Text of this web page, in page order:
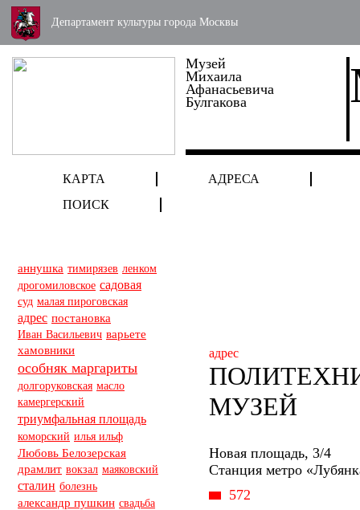
Департамент культуры города Москвы
Музей
Михаила
Афанасьевича
Булгакова
КАРТА
АДРЕСА
ПОИСК
аннушка тимирязев ленком
дрогомиловское садовая
суд малая пироговская
адрес постановка
Иван Васильевич варьете
хамовники
особняк маргариты
долгоруковская масло
камергерский
триумфальная площадь
коморский илья ильф
Любовь Белозерская
драмлит вокзал маяковский
сталин болезнь
александр пушкин свадьба
адрес
МУЗЕЙ
Новая площадь, 3/4
Станция метро
572